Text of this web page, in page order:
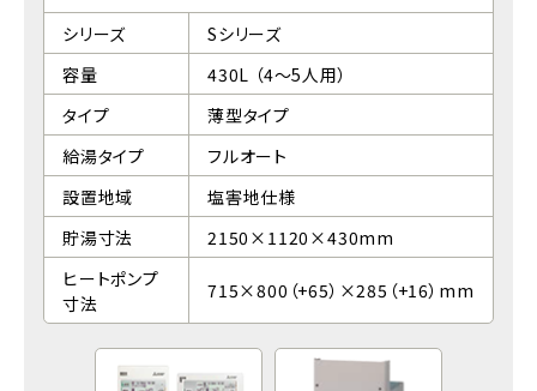
シリーズ
Sシリーズ
容量
430L （4〜5人用）
タイプ
薄型タイプ
給湯タイプ
フルオート
設置地域
塩害地仕様
貯湯寸法
2150×1120×430mm
ヒートポンプ
寸法
715×800（+65）×285（+16）mm